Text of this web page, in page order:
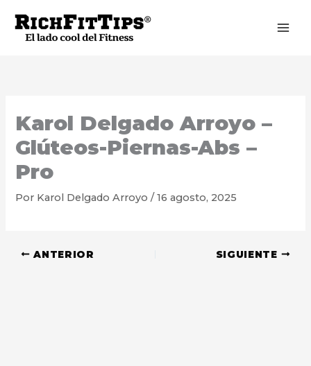
contenido
Karol Delgado Arroyo –
Glúteos-Piernas-Abs –
Pro
Por Karol Delgado Arroyo/16 agosto, 2025
ANTERIOR SIGUIENTE